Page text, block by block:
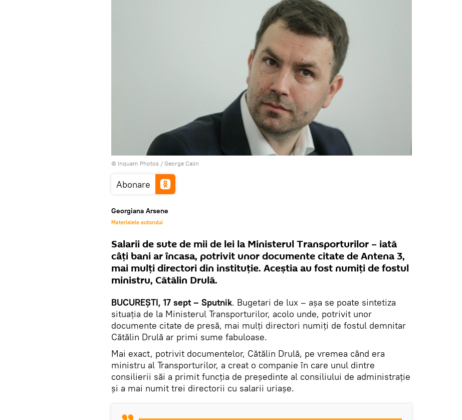
© Inquam Photos / George Calin
Abonare
Georgiana Arsene
Materialele autorului
Salarii de sute de mii de lei la Ministerul Transporturilor – iată
câți bani ar încasa, potrivit unor documente citate de Antena 3,
mai mulți directori din instituție. Aceștia au fost numiți de fostul
ministru, Cătălin Drulă.
BUCUREȘTI, 17 sept – Sputnik. Bugetari de lux – așa se poate sintetiza
situația de la Ministerul Transporturilor, acolo unde, potrivit unor
documente citate de presă, mai mulți directori numiți de fostul demnitar
Cătălin Drulă ar primi sume fabuloase.
Mai exact, potrivit documentelor, Cătălin Drulă, pe vremea când era
ministru al Transporturilor, a creat o companie în care unul dintre
consilierii săi a primit funcția de președinte al consiliului de administrație
și a mai numit trei directorii cu salarii uriașe.